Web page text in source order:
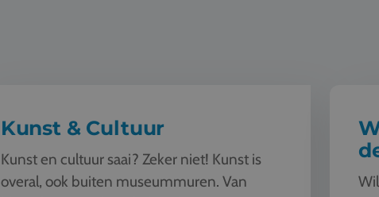
Kunst & Cultuur
Kunst en cultuur saai? Zeker niet! Kunst is
overal, ook buiten museummuren. Van